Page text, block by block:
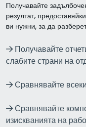
Получавайте
резултат,
ви нужни, за да
Получавайте
слабите страни на
Сравнявайте
Сравнявайте
изискванията на